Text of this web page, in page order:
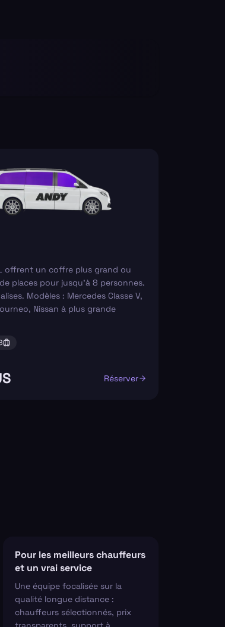
offrent un coffre plus grand ou
places pour jusqu'à 8 personnes.
Modèles : Mercedes Classe V,
Nissan à plus grande
Réserver
Pour les meilleurs chauffeurs
et un vrai service
Une équipe focalisée sur la
qualité longue distance :
chauffeurs sélectionnés, prix